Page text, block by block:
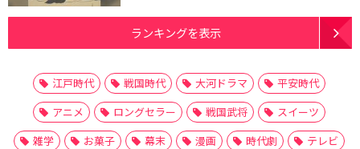
ランキングを表示
江戸時代 戦国時代 大河ドラマ
平安時代
アニメ
ロングセラー 戦国武将
スイーツ
雑学
お菓子 幕末 漫画 時代劇
テレビ